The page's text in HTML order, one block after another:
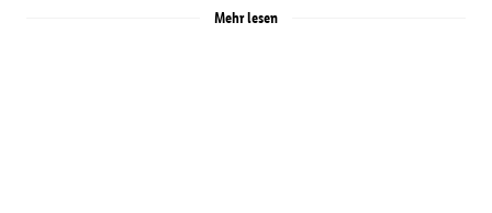
Mehr lesen